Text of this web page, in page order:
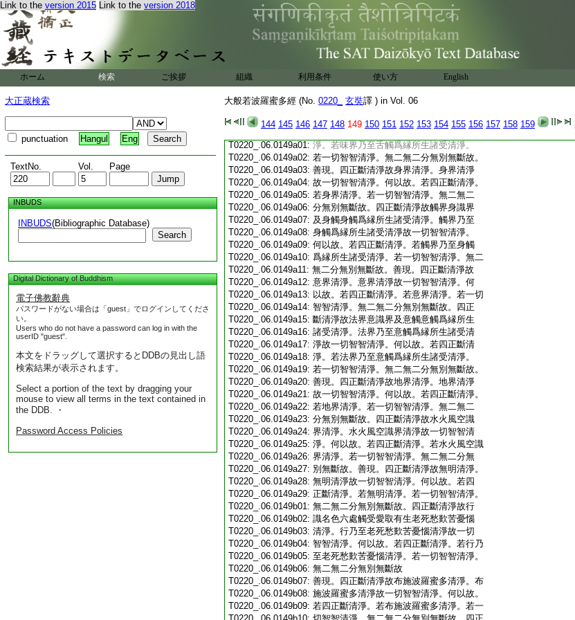
Link to the version 2015 Link to the version 2018
ホーム 検索 ご挨拶 組織 利用条件 使い方 English
大正蔵検索
punctuation Hangul Eng
TextNo. Vol. Page
INBUDS
INBUDS(Bibliographic Database)
Search
Digital Dictionary of Buddhism
電子佛教辭典
パスワードがない場合は「guest」でログインしてくださ
い。
Users who do not have a password can log in with the
userID "guest".
本文をドラッグして選択するとDDBの見出し語
検索結果が表示されます。
Select a portion of the text by dragging your
mouse to view all terms in the text contained in
the DDB. ・
Password Access Policies
大般若波羅蜜多經 (No. 0220_ 玄奘譯 ) in Vol. 06
144 145 146 147 148 149 150 151 152 153 154 155 156 157 158 159
T0220_.06.0148c19:及鼻觸鼻觸爲縁所生諸受清淨。香界乃至
T0220_.06.0148c20: 鼻觸爲縁所生諸受清淨故一切智智清淨。
T0220_.06.0148c21:何以故。若四正斷清淨。若香界乃至鼻觸爲
T0220_.06.0148c22:
縁所生諸受清淨。若一切智智清淨。無二
無二分無別無斷故。善現。四正斷清淨故
T0220_.06.0148c24:舌界清淨。舌界清淨故一切智智清淨。何
T0220_.06.0148c25:以故。若四正斷清淨。若舌界清淨。若一切
T0220_.06.0148c26:
智智清淨。無二無二分無別無斷故。四正
T0220_.06.0148c27:
斷清淨故味界舌識界及舌觸舌觸爲縁所生
T0220_.06.0148c28: 諸受清淨。味界乃至舌觸爲縁所生諸受清
T0220_.06.0149a01: 淨。若味界乃至舌觸爲縁所生諸受清淨。
T0220_.06.0149a02: 若一切智智清淨。無二無二分無別無斷故。
T0220_.06.0149a03: 善現。四正斷清淨故身界清淨。身界清淨
T0220_.06.0149a04: 故一切智智清淨。何以故。若四正斷清淨。
T0220_.06.0149a05: 若身界清淨。若一切智智清淨。無二無二
T0220_.06.0149a06: 分無別無斷故。四正斷清淨故觸界身識界
T0220_.06.0149a07: 及身觸身觸爲縁所生諸受清淨。觸界乃至
T0220_.06.0149a08: 身觸爲縁所生諸受清淨故一切智智清淨。
T0220_.06.0149a09: 何以故。若四正斷清淨。若觸界乃至身觸
T0220_.06.0149a10: 爲縁所生諸受清淨。若一切智智清淨。無二
T0220_.06.0149a11: 無二分無別無斷故。善現。四正斷清淨故
T0220_.06.0149a12: 意界清淨。意界清淨故一切智智清淨。何
T0220_.06.0149a13: 以故。若四正斷清淨。若意界清淨。若一切
T0220_.06.0149a14: 智智清淨。無二無二分無別無斷故。四正
T0220_.06.0149a15: 斷清淨故法界意識界及意觸意觸爲縁所生
T0220_.06.0149a16: 諸受清淨。法界乃至意觸爲縁所生諸受清
T0220_.06.0149a17: 淨故一切智智清淨。何以故。若四正斷清
T0220_.06.0149a18: 淨。若法界乃至意觸爲縁所生諸受清淨。
T0220_.06.0149a19: 若一切智智清淨。無二無二分無別無斷故。
T0220_.06.0149a20: 善現。四正斷清淨故地界清淨。地界清淨
T0220_.06.0149a21: 故一切智智清淨。何以故。若四正斷清淨。
T0220_.06.0149a22: 若地界清淨。若一切智智清淨。無二無二
T0220_.06.0149a23: 分無別無斷故。四正斷清淨故水火風空識
T0220_.06.0149a24: 界清淨。水火風空識界清淨故一切智智清
T0220_.06.0149a25: 淨。何以故。若四正斷清淨。若水火風空識
T0220_.06.0149a26: 界清淨。若一切智智清淨。無二無二分無
T0220_.06.0149a27: 別無斷故。善現。四正斷清淨故無明清淨。
T0220_.06.0149a28: 無明清淨故一切智智清淨。何以故。若四
T0220_.06.0149a29: 正斷清淨。若無明清淨。若一切智智清淨。
T0220_.06.0149b01: 無二無二分無別無斷故。四正斷清淨故行
T0220_.06.0149b02: 識名色六處觸受愛取有生老死愁歎苦憂惱
T0220_.06.0149b03: 清淨。行乃至老死愁歎苦憂惱清淨故一切
T0220_.06.0149b04: 智智清淨。何以故。若四正斷清淨。若行乃
T0220_.06.0149b05: 至老死愁歎苦憂惱清淨。若一切智智清淨。
T0220_.06.0149b06: 無二無二分無別無斷故
T0220_.06.0149b07: 善現。四正斷清淨故布施波羅蜜多清淨。布
T0220_.06.0149b08: 施波羅蜜多清淨故一切智智清淨。何以故。
T0220_.06.0149b09: 若四正斷清淨。若布施波羅蜜多清淨。若一